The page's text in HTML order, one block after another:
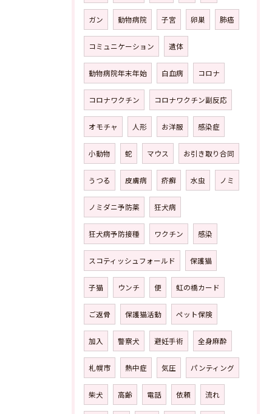
ガン 動物病院 子宮 卵巣 肺癌
コミュニケーション 遺体
動物病院年末年始 白血病 コロナ
コロナワクチン コロナワクチン副反応
オモチャ 人形 お洋服 感染症
小動物 蛇 マウス お引き取り合同
うつる 皮膚病 疥癬 水虫 ノミ
ノミダニ予防薬 狂犬病
狂犬病予防接種 ワクチン 感染
スコティッシュフォールド 保護猫
子猫 ウンチ 便 虹の橋カード
ご返骨 保護猫活動 ペット保険
加入 警察犬 避妊手術 全身麻酔
札幌市 熱中症 気圧 パンティング
柴犬 高齢 電話 依頼 流れ